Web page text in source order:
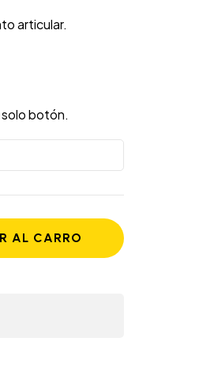
articular.
botón.
AL CARRO